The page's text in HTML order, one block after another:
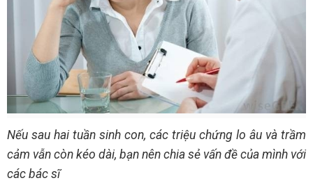
Nếu sau hai tuần sinh con, các triệu chứng lo âu và trầm
cảm vẫn còn kéo dài, bạn nên chia sẻ vấn đề của mình với
các bác sĩ